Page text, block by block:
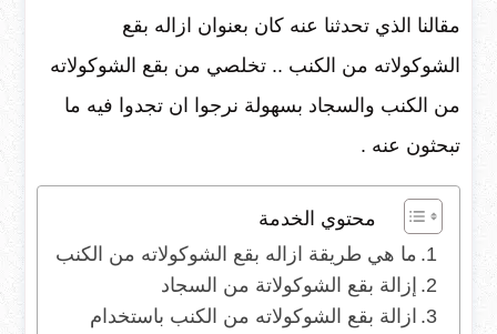
مقالنا الذي تحدثنا عنه كان بعنوان ازاله بقع
الشوكولاته من الكنب .. تخلصي من بقع الشوكولاته
من الكنب والسجاد بسهولة نرجوا ان تجدوا فيه ما
تبحثون عنه .
محتوي الخدمة
ما هي طريقة ازاله بقع الشوكولاته من الكنب
إزالة بقع الشوكولاتة من السجاد
ازالة بقع الشوكولاته من الكنب باستخدام